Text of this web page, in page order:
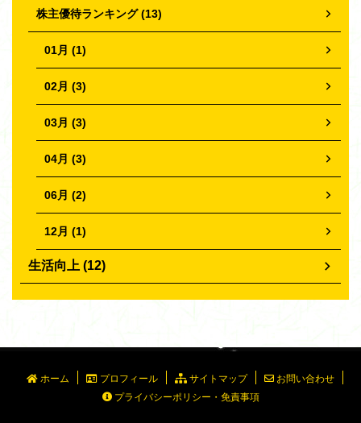
株主優待ランキング (13)
01月 (1)
02月 (3)
03月 (3)
04月 (3)
06月 (2)
12月 (1)
生活向上 (12)
ホーム プロフィール サイトマップ
お問い合わせ
プライバシーポリシー・免責事項